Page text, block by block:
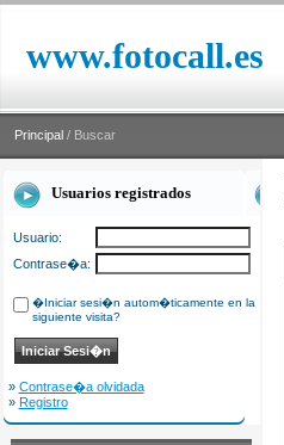
www.fotocall.es
Principal / Buscar
Usuarios registrados
Usuario:
Contrase�a:
�Iniciar sesi�n autom�ticamente en la
siguiente visita?
» Contrase�a olvidada
» Registro